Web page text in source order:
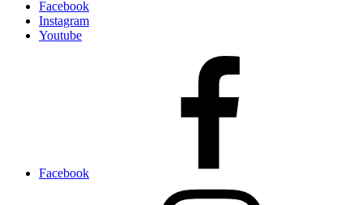
Facebook
Instagram
Youtube
Facebook